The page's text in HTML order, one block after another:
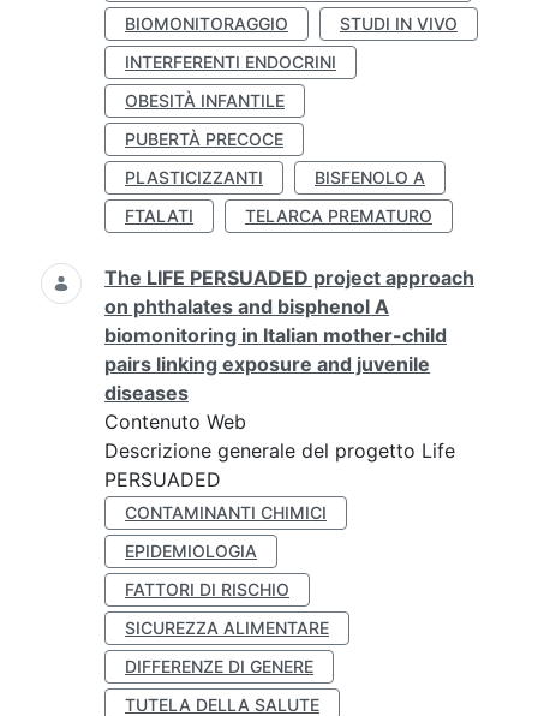
BIOMONITORAGGIO
STUDI IN VIVO
INTERFERENTI ENDOCRINI
OBESITÀ INFANTILE
PUBERTÀ PRECOCE
PLASTICIZZANTI
BISFENOLO A
FTALATI
TELARCA PREMATURO
The LIFE PERSUADED project approach
on phthalates and bisphenol A
biomonitoring in Italian mother-child
pairs linking exposure and juvenile
diseases
Contenuto Web
Descrizione generale del progetto Life
PERSUADED
CONTAMINANTI CHIMICI
EPIDEMIOLOGIA
FATTORI DI RISCHIO
SICUREZZA ALIMENTARE
DIFFERENZE DI GENERE
TUTELA DELLA SALUTE